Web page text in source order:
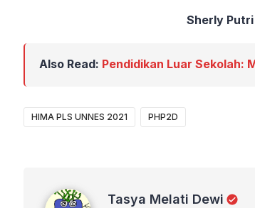
Sherly Putri
Also Read: Pendidikan Luar Sekolah:
HIMA PLS UNNES 2021 PHP2D
Tasya Melati Dewi